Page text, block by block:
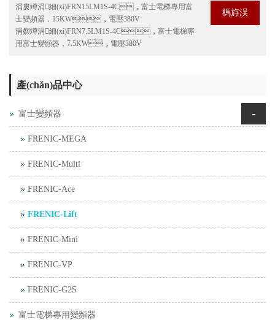
涓婁竴涓細(xì)FRN15LM1S-4C，富士電梯專用富
士變頻器，15KW，電壓380V
涓嬩竴涓細(xì)FRN7.5LM1S-4C，富士電梯專
用富士變頻器，7.5KW，電壓380V
榪斿洖
產(chǎn)品中心
富士變頻器 -
FRENIC-MEGA
FRENIC-Multi
FRENIC-Ace
FRENIC-Lift
FRENIC-Mini
FRENIC-VP
FRENIC-G2S
富士電梯專用變頻器